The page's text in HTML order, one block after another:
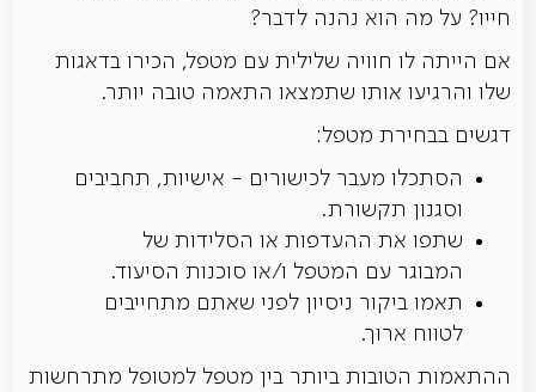
חייו? על מה הוא נהנה לדבר?
אם הייתה לו חוויה שלילית עם מטפל, הכירו בדאגות
שלו והרגיעו אותו שתמצאו התאמה טובה יותר.
דגשים בבחירת מטפל:
הסתכלו מעבר לכישורים - אישיות, תחביבים
וסגנון תקשורת.
שתפו את ההעדפות או הסלידות של
המבוגר עם המטפל ו/או סוכנות הסיעוד.
תאמו ביקור ניסיון לפני שאתם מתחייבים
לטווח ארוך.
ההתאמות הטובות ביותר בין מטפל למטופל מתרחשות